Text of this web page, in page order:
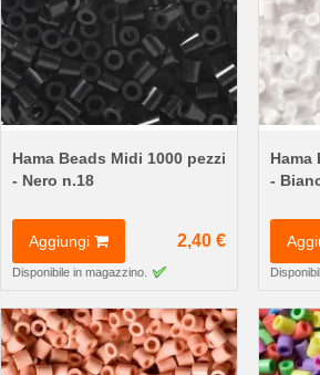
Hama Beads Midi 1000 pezzi
- Nero n.18
Aggiungi 2,40 €
Disponibile in magazzino.
Hama
-